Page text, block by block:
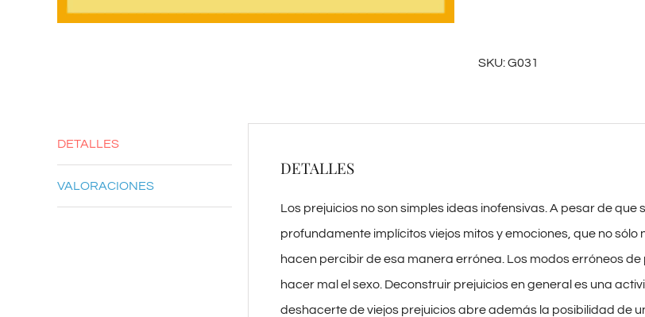
sobre
clítoris
SKU:G031
DETALLES
VALORACIONES
DETALLES
Los prejuicios no son simples ideas inofensivas. A pesar de
profundamente implícitos viejos mitos y emociones, que no
hacen percibir de esa manera errónea. Los modos erróneos
hacer mal el sexo. Deconstruir prejuicios en general es una
deshacerte de viejos prejuicios abre además la posibilidad de